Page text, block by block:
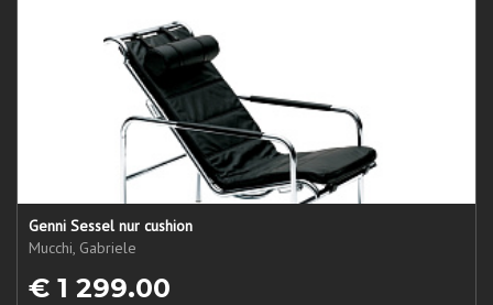
Genni Sessel nur cushion
Mucchi, Gabriele
€ 1 299.00